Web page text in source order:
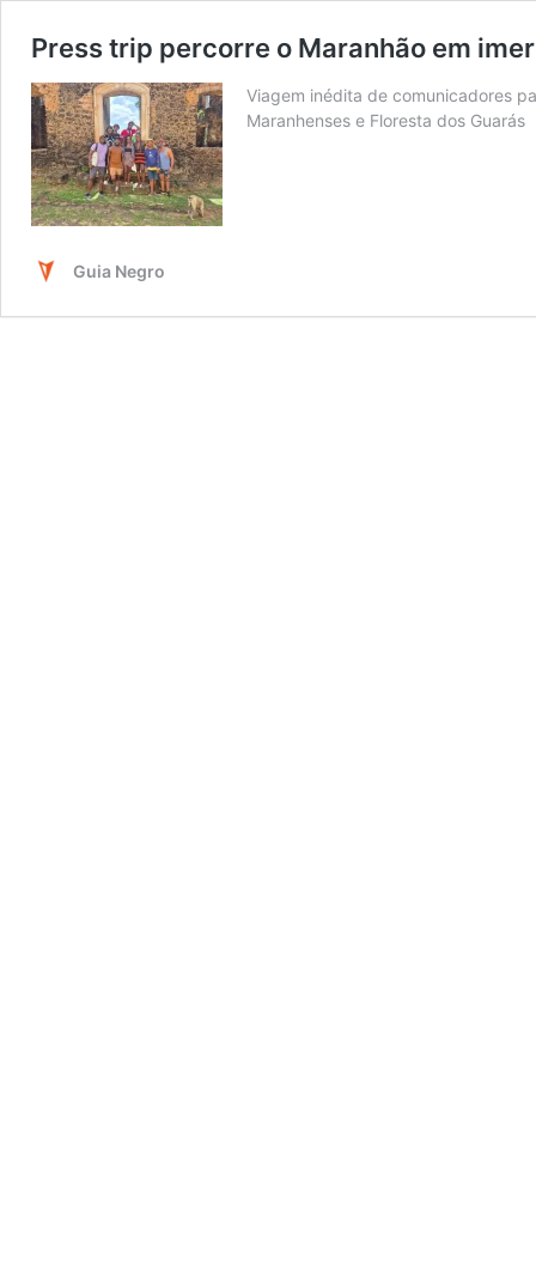
Press trip percorre o Maranhão em
Viagem inédita de comunicadores
Maranhenses e Floresta dos Guarás
Guia Negro